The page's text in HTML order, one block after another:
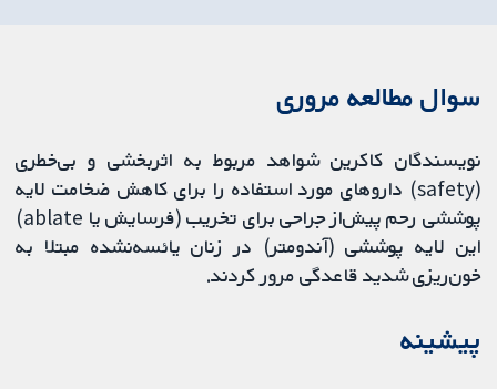
سوال مطالعه مروری
نویسندگان کاکرین شواهد مربوط به اثربخشی و بی‌خطری
(safety) داروهای مورد استفاده را برای کاهش ضخامت لایه
پوششی رحم پیش‌از جراحی برای تخریب (فرسایش یا ablate)
این لایه پوششی (آندومتر) در زنان یائسه‌نشده مبتلا به
خون‌ریزی شدید قاعدگی مرور کردند.
پیشینه